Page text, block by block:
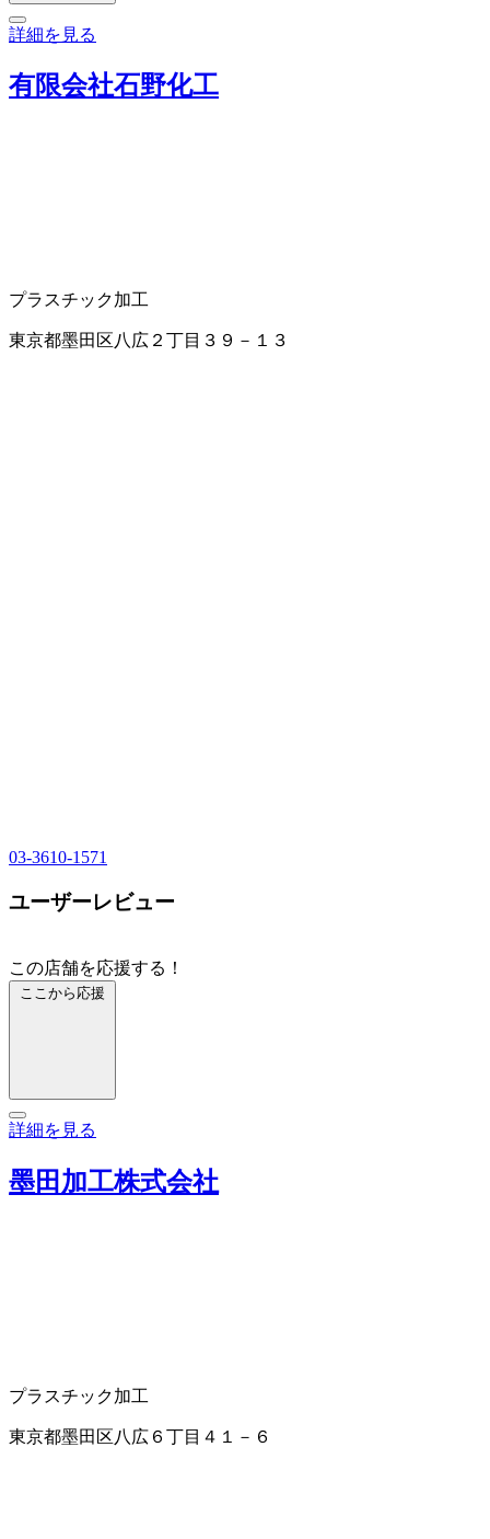
詳細を見る
有限会社石野化工
プラスチック加工
東京都墨田区八広２丁目３９－１３
03-3610-1571
ユーザーレビュー
この店舗を応援する！
ここから応援
詳細を見る
墨田加工株式会社
プラスチック加工
東京都墨田区八広６丁目４１－６